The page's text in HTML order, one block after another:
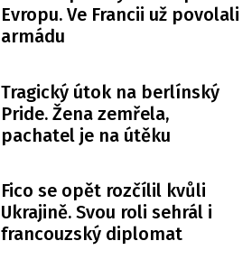
Evropu. Ve Francii už povolali
armádu
Tragický útok na berlínský
Pride. Žena zemřela,
pachatel je na útěku
Fico se opět rozčílil kvůli
Ukrajině. Svou roli sehrál i
francouzský diplomat